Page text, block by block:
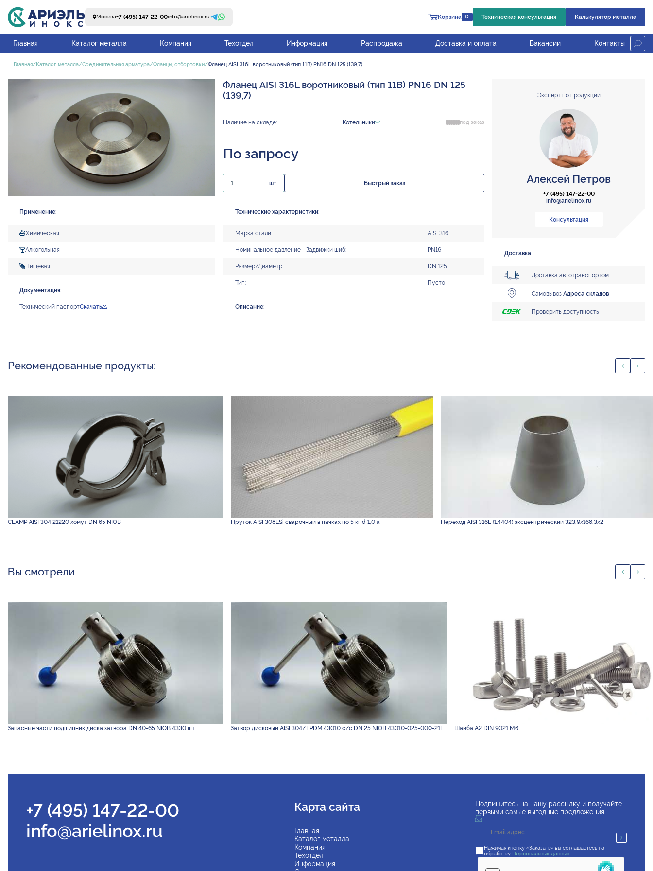
Москва+7 (495) 147-22-00info@arielinox.ru Корзина 0 Техническая консультация Калькулятор металла
Главная Каталог металла Компания Техотдел Информация Распродажа Доставка и оплата Вакансии Контакты
... Главная Каталог металла Соединительная арматура Фланцы, отбортовки Фланец AISI 316L воротниковый (тип 11B) PN16 DN 125 (139,7)
Фланец AISI 316L воротниковый (тип 11B) PN16 DN 125
(139,7)
Наличие на складе: Котельники под заказ
По запросу
шт Быстрый заказ
Применение:
Химическая
Алкогольная
Пищевая
Документация:
Технический паспортСкачать
Технические характеристики:
Марка стали: AISI 316L
Номинальное давление - Задвижки шиб: PN16
Размер/Диаметр: DN 125
Тип: Пусто
Описание:
Эксперт по продукции
Алексей Петров
+7 (495) 147-22-00
info@arielinox.ru
Консультация
Доставка
Доставка автотранспортом
СамовывозАдреса складов
Проверить доступность
Рекомендованные продукты:
CLAMP AISI 304 21220 хомут DN 65 NIOB Пруток AISI 308LSi сварочный в пачках по 5 кг d 1,0 а Переход AISI 316L (1.4404) эксцентрический 323,9х168,3х2
Вы смотрели
Запасные части подшипник диска затвора DN 40-65 NIOB 4330 шт Затвор дисковый AISI 304/EPDM 43010 с/с DN 25 NIOB 43010-025-000-21E Шайба А2 DIN 9021 М6
Подпишитесь на нашу рассылку и получайте
первыми самые выгодные предложения
Нажимая кнопку «Заказать» вы соглашаетесь на
обработку Персональных данных
+7 (495) 147-22-00
info@arielinox.ru
Карта сайта
Главная
Каталог металла
Компания
Техотдел
Информация